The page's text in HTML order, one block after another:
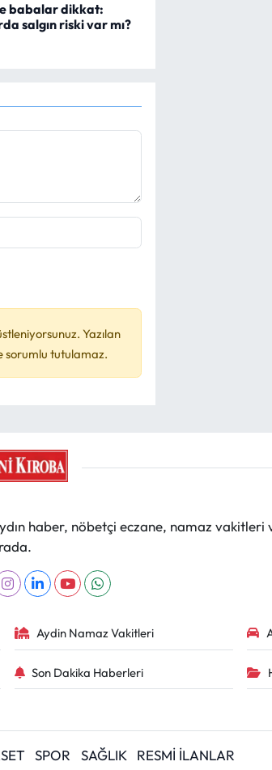
babalar dikkat:
salgın riski var mı?
Yazılan
sorumlu tutulamaz.
haber, nöbetçi eczane, namaz
Aydin Namaz Vakitleri
Son Dakika Haberleri
SPOR SAĞLIK RESMİ İLANLAR